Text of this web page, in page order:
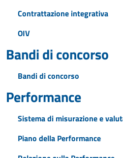
Contrattazione integrativa
OIV
Bandi di concorso
Bandi di concorso
Performance
Sistema di misurazione e
Piano della Performance